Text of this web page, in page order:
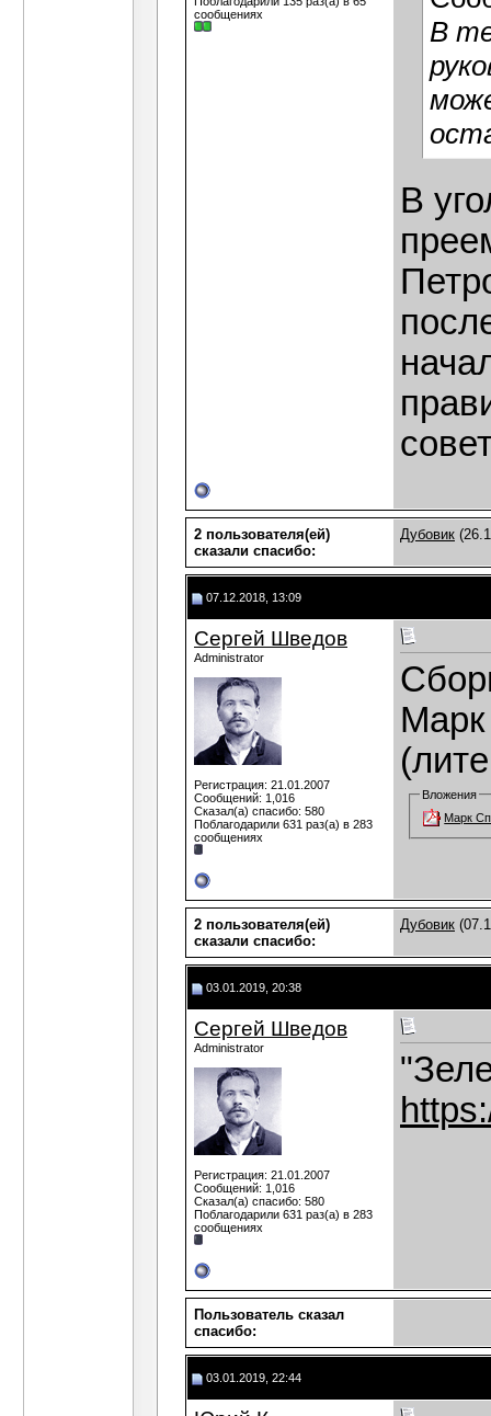
сообщениях
В
В
2 пользователя(ей)
сказали cпасибо:
Дубовик
07.12.2018, 13:09
Сергей Шведов
Administrator
Регистрация: 21.01.2007
Сообщений: 1,016
Сказал(а) спасибо: 580
Поблагодарили 631 раз(а) в 283
сообщениях
Вложения
Марк
2 пользователя(ей)
сказали cпасибо:
Дубовик
03.01.2019, 20:38
Сергей Шведов
Administrator
Регистрация: 21.01.2007
Сообщений: 1,016
Сказал(а) спасибо: 580
Поблагодарили 631 раз(а) в 283
сообщениях
Пользователь сказал
cпасибо:
03.01.2019, 22:44